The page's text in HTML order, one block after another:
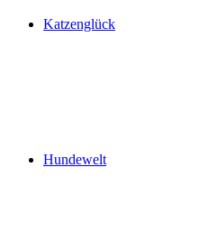
Katzenglück
Hundewelt